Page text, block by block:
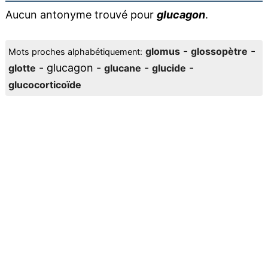
Aucun antonyme trouvé pour glucagon.
Mots proches alphabétiquement: glomus- glossopètre -
glotte - glucagon - glucane - glucide -
glucocorticoïde